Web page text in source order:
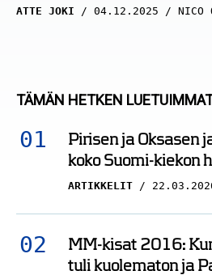
ATTE JOKI 04.12.2025 NICO
TÄMÄN HETKEN
Pirisen ja Oksasen
koko Suomi-kiekon
ARTIKKELIT
MM-kisat 2016:
tuli kuolematon ja